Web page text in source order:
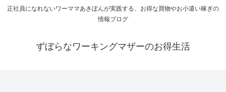
正社員になれないワーママあきぽんが実践する、お得な買物やお小遣い稼ぎの
情報ブログ
ずぼらなワーキングマザーのお得生活